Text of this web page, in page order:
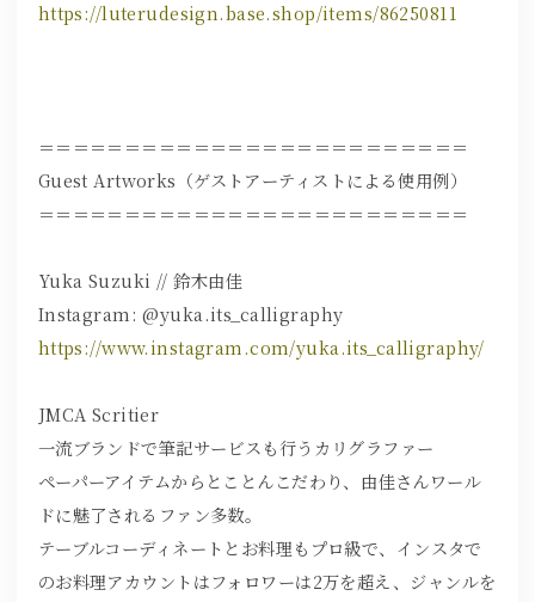
https://luterudesign.base.shop/items/86250811
＝＝＝＝＝＝＝＝＝＝＝＝＝＝＝＝＝＝＝＝＝＝＝＝＝
Guest Artworks（ゲストアーティストによる使用例）
＝＝＝＝＝＝＝＝＝＝＝＝＝＝＝＝＝＝＝＝＝＝＝＝＝
Yuka Suzuki // 鈴木由佳
Instagram: @yuka.its_calligraphy
https://www.instagram.com/yuka.its_calligraphy/
JMCA Scritier
一流ブランドで筆記サービスも行うカリグラファー
ペーパーアイテムからとことんこだわり、由佳さんワール
ドに魅了されるファン多数。
テーブルコーディネートとお料理もプロ級で、インスタで
のお料理アカウントはフォロワーは2万を超え、ジャンルを